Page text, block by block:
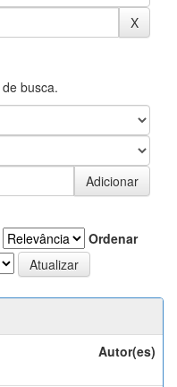
busca.
Ordenar
Autor(es)